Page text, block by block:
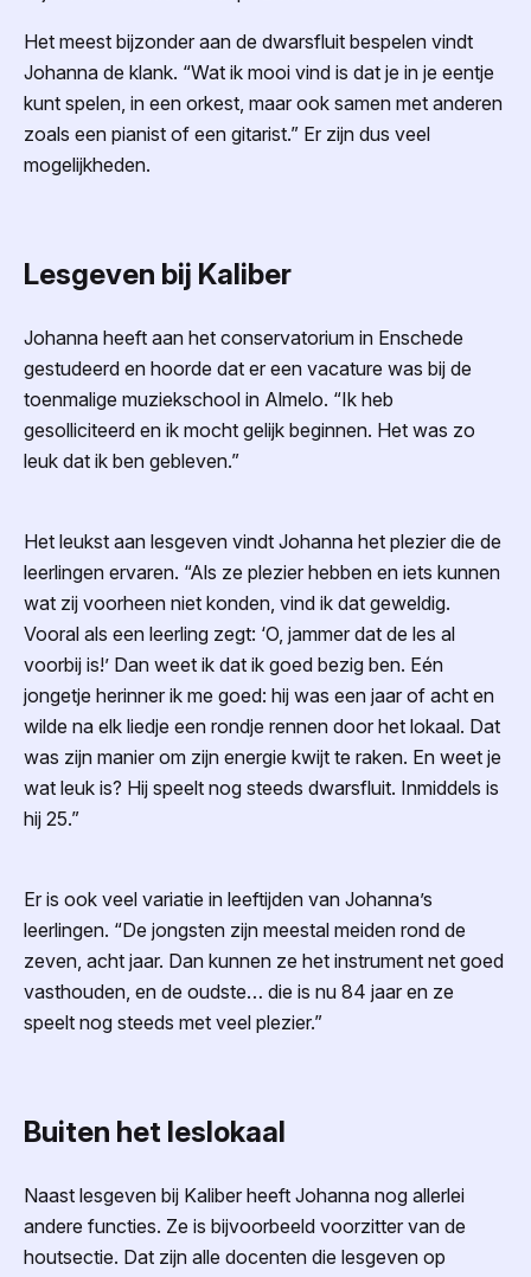
Het meest bijzonder aan de dwarsfluit bespelen vindt
Johanna de klank. “Wat ik mooi vind is dat je in je eentje
kunt spelen, in een orkest, maar ook samen met anderen
zoals een pianist of een gitarist.” Er zijn dus veel
mogelijkheden.
Lesgeven bij Kaliber
Johanna heeft aan het conservatorium in Enschede
gestudeerd en hoorde dat er een vacature was bij de
toenmalige muziekschool in Almelo. “Ik heb
gesolliciteerd en ik mocht gelijk beginnen. Het was zo
leuk dat ik ben gebleven.”
Het leukst aan lesgeven vindt Johanna het plezier die de
leerlingen ervaren. “Als ze plezier hebben en iets kunnen
wat zij voorheen niet konden, vind ik dat geweldig.
Vooral als een leerling zegt: ‘O, jammer dat de les al
voorbij is!’ Dan weet ik dat ik goed bezig ben. Eén
jongetje herinner ik me goed: hij was een jaar of acht en
wilde na elk liedje een rondje rennen door het lokaal. Dat
was zijn manier om zijn energie kwijt te raken. En weet je
wat leuk is? Hij speelt nog steeds dwarsfluit. Inmiddels is
hij 25.”
Er is ook veel variatie in leeftijden van Johanna’s
leerlingen. “De jongsten zijn meestal meiden rond de
zeven, acht jaar. Dan kunnen ze het instrument net goed
vasthouden, en de oudste… die is nu 84 jaar en ze
speelt nog steeds met veel plezier.”
Buiten het leslokaal
Naast lesgeven bij Kaliber heeft Johanna nog allerlei
andere functies. Ze is bijvoorbeeld voorzitter van de
houtsectie. Dat zijn alle docenten die lesgeven op